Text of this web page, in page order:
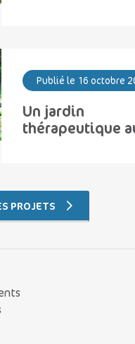
Publié le 16 octobre
Un jardin
thérapeutique
PROJETS